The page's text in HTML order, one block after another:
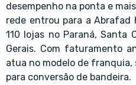
desempenho na ponta e
rede entrou para a Abrafad
110 lojas no Paraná, Santa
Gerais. Com faturamento
atua no modelo de
para conversão de bandeira.